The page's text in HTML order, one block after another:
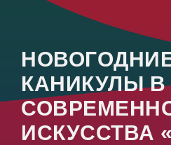
КАНИКУЛЫ В
ИСКУССТВА